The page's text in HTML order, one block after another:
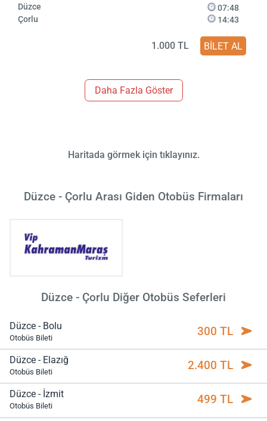
Düzce
Çorlu
07:48
14:43
1.000 TL BİLET AL
Daha Fazla Göster
Haritada görmek için tıklayınız.
Düzce - Çorlu Arası Giden Otobüs Firmaları
Düzce - Çorlu Diğer Otobüs Seferleri
Düzce - Bolu
Otobüs Bileti 300 TL
Düzce - Elazığ
Otobüs Bileti 2.400 TL
Düzce - İzmit
Otobüs Bileti 499 TL